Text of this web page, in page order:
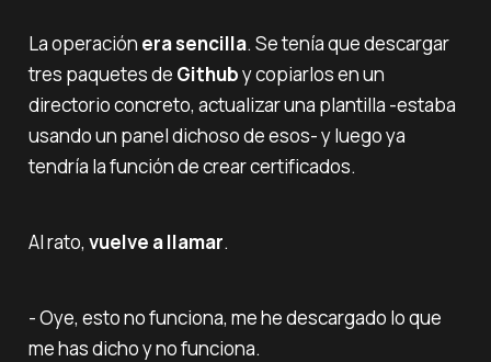
La operación era sencilla. Se tenía que descargar
tres paquetes de Githuby copiarlos en un
directorio concreto, actualizar una plantilla -estaba
usando un panel dichoso de esos- y luego ya
tendría la función de crear certificados.
Al rato, vuelve a llamar.
- Oye, esto no funciona, me he descargado lo que
me has dicho y no funciona.‌‌